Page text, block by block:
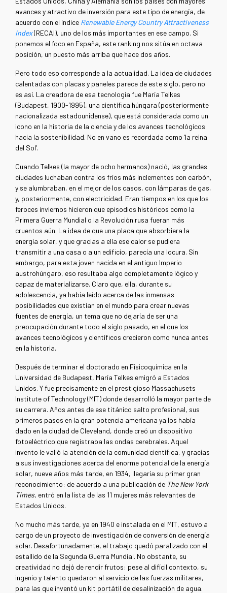
avances y atractivo de inversión para este tipo de energía, de
acuerdo con el índice Renewable Energy Country Attractiveness
Index(RECAI), uno de los más importantes en ese campo. Si
ponemos el foco en España, este ranking nos sitúa en octava
posición, un puesto más arriba que hace dos años.
Pero todo eso corresponde a la actualidad. La idea de ciudades
calentadas con placas y paneles parece de este siglo, pero no
es así. La creadora de esa tecnología fue María Telkes
(Budapest, 1900-1995), una científica húngara (posteriormente
nacionalizada estadounidense), que está considerada como un
icono en la historia de la ciencia y de los avances tecnológicos
hacia la sostenibilidad. No en vano es recordada como ‘la reina
del Sol’.
Cuando Telkes (la mayor de ocho hermanos) nació, las grandes
ciudades luchaban contra los fríos más inclementes con carbón,
y se alumbraban, en el mejor de los casos, con lámparas de gas,
y, posteriormente, con electricidad. Eran tiempos en los que los
feroces inviernos hicieron que episodios históricos como la
Primera Guerra Mundial o la Revolución rusa fueran más
cruentos aún. La idea de que una placa que absorbiera la
energía solar, y que gracias a ella ese calor se pudiera
transmitir a una casa o a un edificio, parecía una locura. Sin
embargo, para esta joven nacida en el antiguo Imperio
austrohúngaro, eso resultaba algo completamente lógico y
capaz de materializarse. Claro que, ella, durante su
adolescencia, ya había leído acerca de las inmensas
posibilidades que existían en el mundo para crear nuevas
fuentes de energía, un tema que no dejaría de ser una
preocupación durante todo el siglo pasado, en el que los
avances tecnológicos y científicos crecieron como nunca antes
en la historia.
Después de terminar el doctorado en Fisicoquímica en la
Universidad de Budapest, María Telkes emigró a Estados
Unidos. Y fue precisamente en el prestigioso Massachusets
Institute of Technology (MIT) donde desarrolló la mayor parte de
su carrera. Años antes de ese titánico salto profesional, sus
primeros pasos en la gran potencia americana ya los había
dado en la ciudad de Cleveland, donde creó un dispositivo
fotoeléctrico que registraba las ondas cerebrales. Aquel
invento le valió la atención de la comunidad científica, y gracias
a sus investigaciones acerca del enorme potencial de la energía
solar, nueve años más tarde, en 1934, llegaría su primer gran
reconocimiento: de acuerdo a una publicación de The New York
Times, entró en la lista de las 11 mujeres más relevantes de
Estados Unidos.
No mucho más tarde, ya en 1940 e instalada en el MIT, estuvo a
cargo de un proyecto de investigación de conversión de energía
solar. Desafortunadamente, el trabajo quedó paralizado con el
estallido de la Segunda Guerra Mundial. No obstante, su
creatividad no dejó de rendir frutos: pese al difícil contexto, su
ingenio y talento quedaron al servicio de las fuerzas militares,
para las que inventó un kit portátil de desalinización de agua.